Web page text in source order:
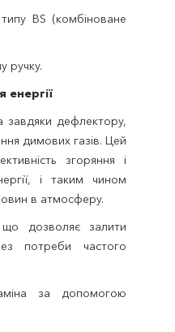
BS (комбіноване
ручку.
енергії
завдяки дефлектору,
димових газів. Цей
згоряння і
і таким чином
в атмосферу.
дозволяє залити
потреби частого
за допомогою